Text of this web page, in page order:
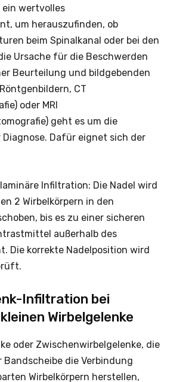
ein wertvolles
um herauszufinden, ob
beim Spinalkanal oder bei den
Ursache für die Beschwerden
Beurteilung und bildgebenden
CT
oder MRI
geht es um die
Dafür eignet sich der
Infiltration: Die Nadel wird
2 Wirbelkörpern in den
bis es zu einer sicheren
außerhalb des
Die korrekte Nadelposition wird
Infiltration bei
Wirbelgelenke
oder Zwischenwirbelgelenke, die
die Verbindung
Wirbelkörpern herstellen,